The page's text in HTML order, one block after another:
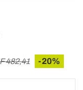
482,41 -20%